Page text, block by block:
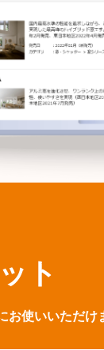
ト
お使いいただけ